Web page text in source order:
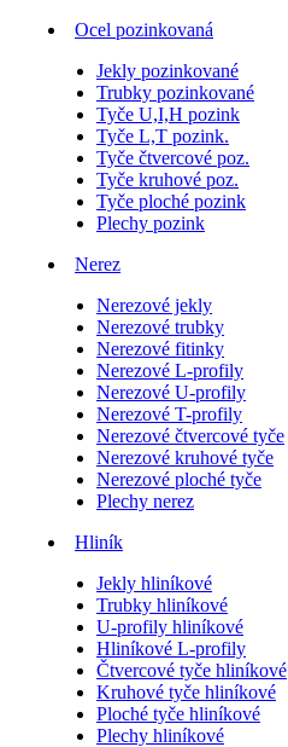
Ocel pozinkovaná
Jekly pozinkované
Trubky pozinkované
Tyče U,I,H pozink
Tyče L,T pozink.
Tyče čtvercové poz.
Tyče kruhové poz.
Tyče ploché pozink
Plechy pozink
Nerez
Nerezové jekly
Nerezové trubky
Nerezové fitinky
Nerezové L-profily
Nerezové U-profily
Nerezové T-profily
Nerezové čtvercové tyče
Nerezové kruhové tyče
Nerezové ploché tyče
Plechy nerez
Hliník
Jekly hliníkové
Trubky hliníkové
U-profily hliníkové
Hliníkové L-profily
Čtvercové tyče hliníkové
Kruhové tyče hliníkové
Ploché tyče hliníkové
Plechy hliníkové